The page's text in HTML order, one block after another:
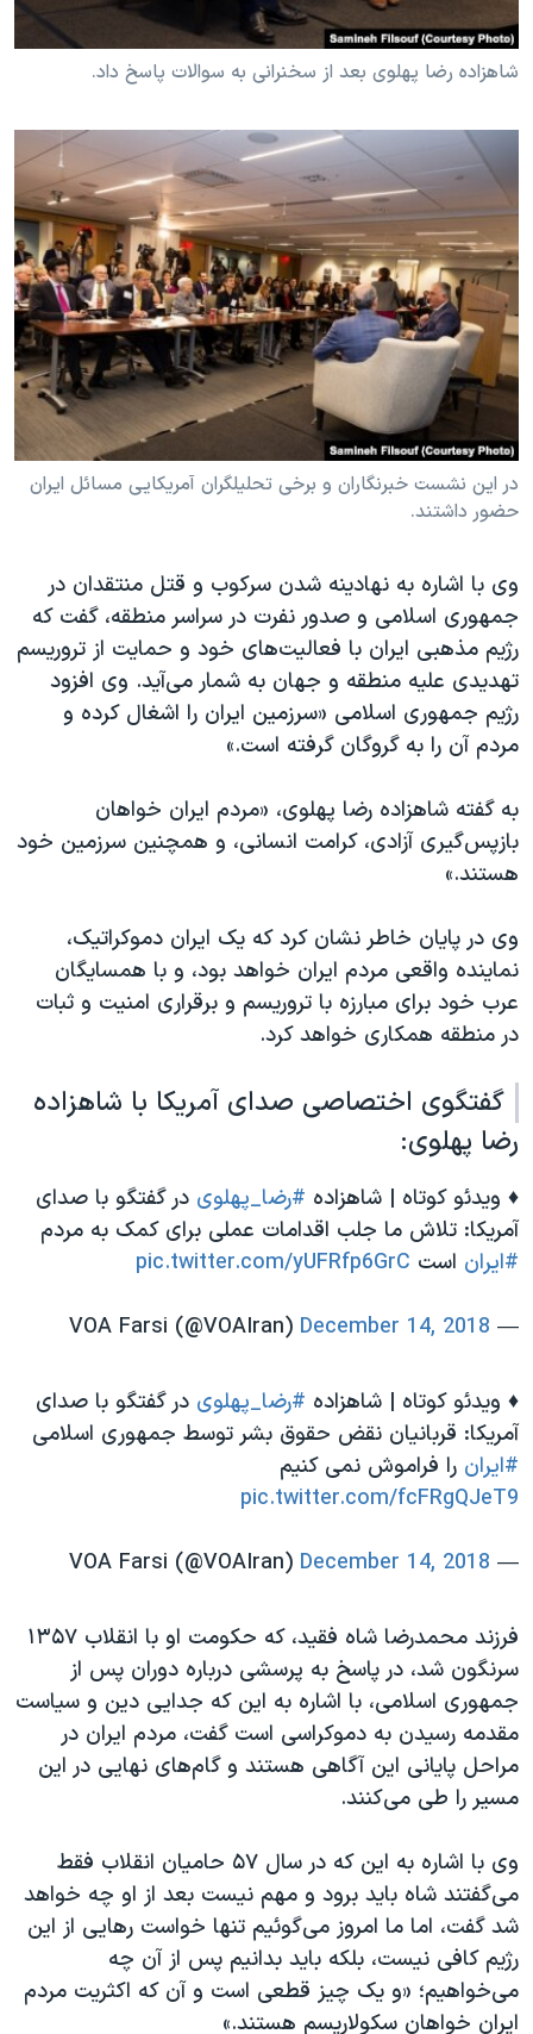
شاهزاده رضا پهلوی بعد از سخنرانی به سوالات پاسخ داد.
در این نشست خبرنگاران و برخی تحلیلگران آمریکایی مسائل ایران
حضور داشتند.
وی با اشاره به نهادینه شدن سرکوب و قتل منتقدان در
جمهوری اسلامی و صدور نفرت در سراسر منطقه، گفت که
رژیم مذهبی ایران با فعالیت‌های خود و حمایت از تروریسم
تهدیدی علیه منطقه و جهان به شمار می‌آید. وی افزود
رژیم جمهوری اسلامی «سرزمین ایران را اشغال کرده و
مردم آن را به گروگان گرفته است.»
به گفته شاهزاده رضا پهلوی، «مردم ایران خواهان
بازپس‌گیری آزادی، کرامت انسانی، و همچنین سرزمین خود
هستند.»
وی در پایان خاطر نشان کرد که یک ایران دموکراتیک،
نماینده واقعی مردم ایران خواهد بود، و با همسایگان
عرب خود برای مبارزه با تروریسم و برقراری امنیت و ثبات
در منطقه همکاری خواهد کرد.
گفتگوی اختصاصی صدای آمریکا با شاهزاده
رضا پهلوی:
♦️ ویدئو کوتاه | شاهزاده #رضا_پهلوی در گفتگو با صدای
آمریکا: تلاش ما جلب اقدامات عملی برای کمک به مردم
#ایران است pic.twitter.com/yUFRfp6GrC
— VOA Farsi (@VOAIran)
December 14, 2018
♦️ ویدئو کوتاه | شاهزاده #رضا_پهلوی در گفتگو با صدای
آمریکا: قربانیان نقض حقوق بشر توسط جمهوری اسلامی
#ایران را فراموش نمی کنیم
pic.twitter.com/fcFRgQJeT9
— VOA Farsi (@VOAIran)
December 14, 2018
فرزند محمدرضا شاه فقید، که حکومت او با انقلاب ۱۳۵۷
سرنگون شد، در پاسخ به پرسشی درباره دوران پس از
جمهوری اسلامی، با اشاره به این که جدایی دین و سیاست
مقدمه رسیدن به دموکراسی است گفت، مردم ایران در
مراحل پایانی این آگاهی هستند و گام‌های نهایی در این
مسیر را طی می‌کنند.
وی با اشاره به این که در سال ۵۷ حامیان انقلاب فقط
می‌گفتند شاه باید برود و مهم نیست بعد از او چه خواهد
شد گفت، اما ما امروز می‌گوئیم تنها خواست رهایی از این
رژیم کافی نیست، بلکه باید بدانیم پس از آن چه
می‌خواهیم؛ «و یک چیز قطعی است و آن که اکثریت مردم
ایران خواهان سکولاریسم هستند.»